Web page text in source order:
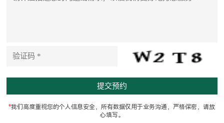
*我们高度重视您的个人信息安全，所有数据仅用于业务沟通，严格保密，请放
心填写。